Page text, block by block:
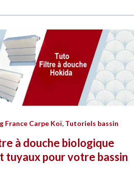
France Carpe Koï, Tutoriels bassin
à douche biologique
tuyaux pour votre bassin